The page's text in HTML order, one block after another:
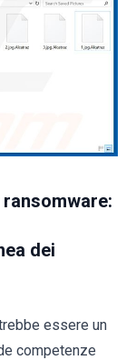
dei
essere un
competenze